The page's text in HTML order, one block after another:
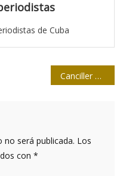
de Cuba
Canciller cubano ante la prensa en EE.UU: retroceso en las relaciones se ha agravado
será publicada. Los
con *